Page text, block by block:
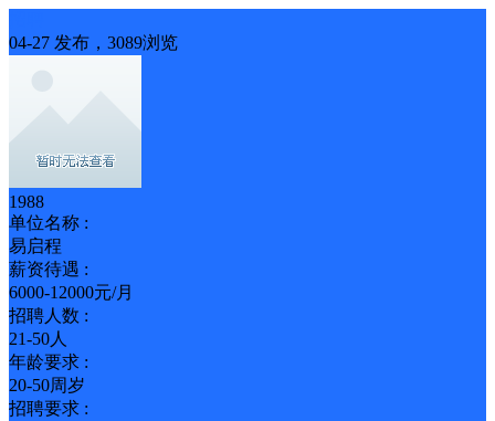
04-27 发布，3089浏览
1988
单位名称 :
易启程
薪资待遇 :
6000-12000元/月
招聘人数 :
21-50人
年龄要求 :
20-50周岁
招聘要求 :